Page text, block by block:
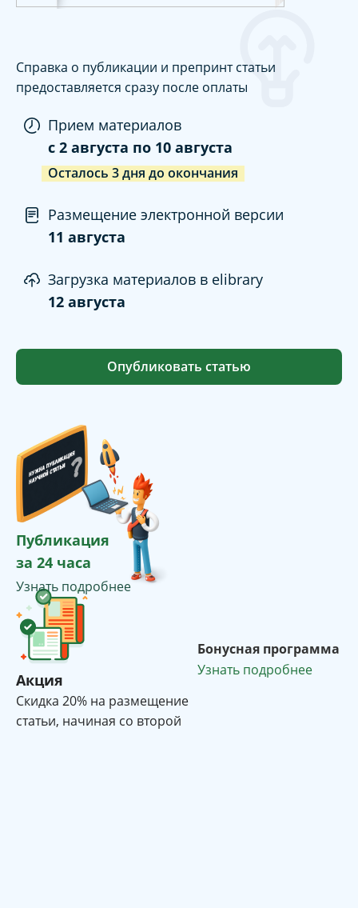
Справка о публикации и препринт статьи
предоставляется сразу после оплаты
Прием материалов
c 2 августа по 10 августа
Осталось 3дня до окончания
Размещение электронной версии
11 августа
Загрузка материалов в elibrary
12 августа
Опубликовать статью
Публикация
за 24 часа
Узнать подробнее
Акция
Cкидка 20% на размещение
статьи, начиная со второй
Бонусная программа
Узнать подробнее